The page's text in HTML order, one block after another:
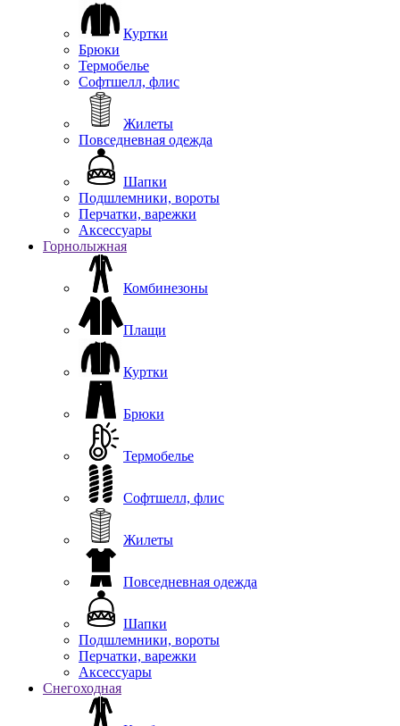
Куртки
Брюки
Термобелье
Софтшелл, флис
Жилеты
Повседневная одежда
Шапки
Подшлемники, вороты
Перчатки, варежки
Аксессуары
Горнолыжная
Комбинезоны
Плащи
Куртки
Брюки
Термобелье
Софтшелл, флис
Жилеты
Повседневная одежда
Шапки
Подшлемники, вороты
Перчатки, варежки
Аксессуары
Снегоходная